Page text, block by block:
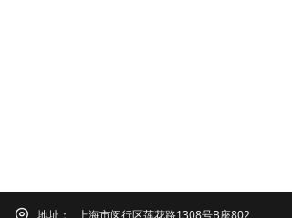
地址： 上海市闵行区莲花路1308号B座802